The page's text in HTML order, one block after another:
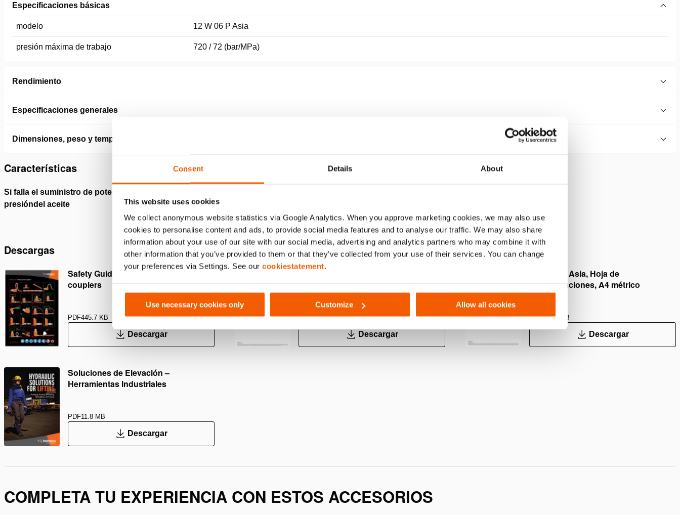
Consent Details About
This website uses cookies
We collect anonymous website statistics via Google Analytics. When you approve marketing cookies, we may also use
cookies to personalise content and ads, to provide social media features and to analyse our traffic. We may also share
information about your use of our site with our social media, advertising and analytics partners who may combine it with
other information that you’ve provided to them or that they’ve collected from your use of their services. You can change
your preferences via Settings. See our cookiestatement.
Use necessary cookies only Customize Allow all cookies
Especificaciones básicas
modelo 12 W 06 P Asia
presión máxima de trabajo 720 / 72 (bar/MPa)
Rendimiento
Especificaciones generales
Dimensiones, peso y temperatura
Características
Si falla el suministro de potencia, se mantiene la
presióndel aceite
válvula antirretorno presostática
Mostrar más
Descargas
Safety Guide – Hydraulic hoses &
couplers
PDF445.7 KB
Descargar
PDF224.0 KB
Descargar
12 W 06 P Asia, Hoja de
especificaciones, A4 métrico
PDF224.0 KB
Descargar
Soluciones de Elevación –
Herramientas Industriales
PDF11.8 MB
Descargar
COMPLETA TU EXPERIENCIA CON ESTOS ACCESORIOS